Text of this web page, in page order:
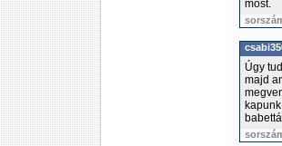
most.
Úgy
majd